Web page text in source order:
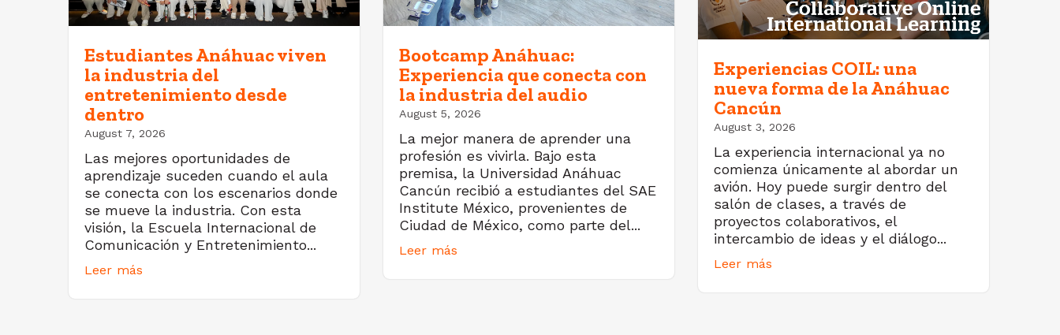
Estudiantes Anáhuac viven
la industria del
entretenimiento desde
dentro
August 7, 2026
Las mejores oportunidades de
aprendizaje suceden cuando el aula
se conecta con los escenarios donde
se mueve la industria. Con esta
visión, la Escuela Internacional de
Comunicación y Entretenimiento...
Leer más
Bootcamp Anáhuac:
Experiencia que conecta con
la industria del audio
August 5, 2026
La mejor manera de aprender una
profesión es vivirla. Bajo esta
premisa, la Universidad Anáhuac
Cancún recibió a estudiantes del SAE
Institute México, provenientes de
Ciudad de México, como parte del...
Leer más
Experiencias COIL: una
nueva forma de la Anáhuac
Cancún
August 3, 2026
La experiencia internacional ya no
comienza únicamente al abordar un
avión. Hoy puede surgir dentro del
salón de clases, a través de
proyectos colaborativos, el
intercambio de ideas y el diálogo...
Leer más